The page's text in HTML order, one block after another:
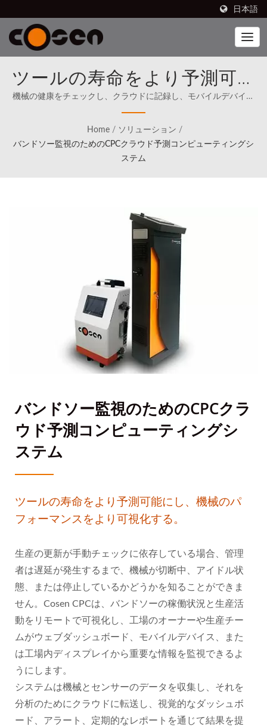
日本語
ツールの寿命をより予測可能
にし、機械のパフォーマンス
をより可視化する。 | 最先端
のロボティクスを製造プロセ
機械の健康をチェックし、クラウドに記録し、モバイルデバイス
国で販売されています（1989年から）。Cosenは、最初から世界
のトップと直接競争することを明確な使命として掲げています。
Home / ソリューション /
バンドソー監視のためのCPCクラウド予測コンピューティングシ
ステム
バンドソー監視のためのCPCクラ
ウド予測コンピューティングシ
ステム
ツールの寿命をより予測可能にし、機械のパ
フォーマンスをより可視化する。
生産の更新が手動チェックに依存している場合、管理
者は遅延が発生するまで、機械が切断中、アイドル状
態、または停止しているかどうかを知ることができま
せん。Cosen CPCは、バンドソーの稼働状況と生産活
動をリモートで可視化し、工場のオーナーや生産チー
ムがウェブダッシュボード、モバイルデバイス、また
は工場内ディスプレイから重要な情報を監視できるよ
うにします。
システムは機械とセンサーのデータを収集し、それを
分析のためにクラウドに転送し、視覚的なダッシュボ
ード、アラート、定期的なレポートを通じて結果を提